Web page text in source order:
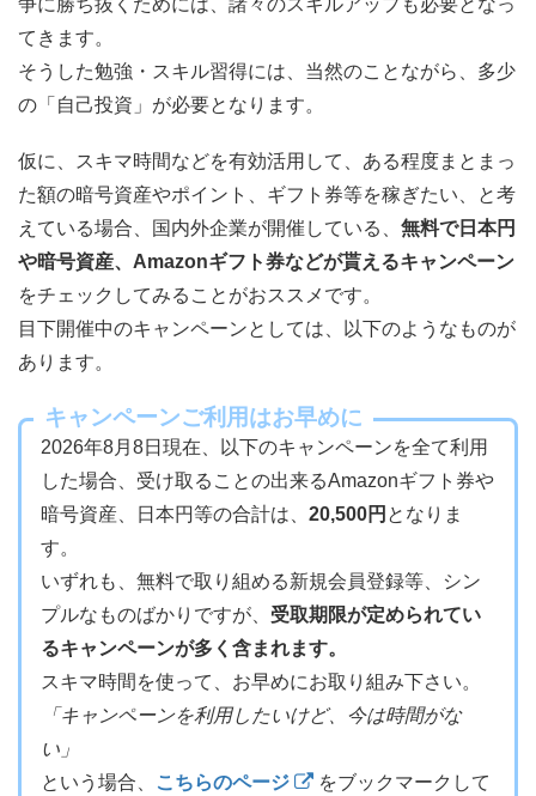
争に勝ち抜くためには、諸々のスキルアップも必要となっ
てきます。
そうした勉強・スキル習得には、当然のことながら、多少
の「自己投資」が必要となります。
仮に、スキマ時間などを有効活用して、ある程度まとまっ
た額の暗号資産やポイント、ギフト券等を稼ぎたい、と考
えている場合、国内外企業が開催している、 無料で日本円
や暗号資産、Amazonギフト券などが貰えるキャンペーン
をチェックしてみることがおススメです。
目下開催中のキャンペーンとしては、以下のようなものが
あります。
キャンペーンご利用はお早めに
2026年8月8日現在、以下のキャンペーンを全て利用
した場合、受け取ることの出来るAmazonギフト券や
暗号資産、日本円等の合計は、 20,500円 となりま
す。
いずれも、無料で取り組める新規会員登録等、シン
プルなものばかりですが、 受取期限が定められてい
るキャンペーンが多く含まれます。
スキマ時間を使って、お早めにお取り組み下さい。
「キャンペーンを利用したいけど、今は時間がな
い」
という場合、
こちらのページ
をブックマークして